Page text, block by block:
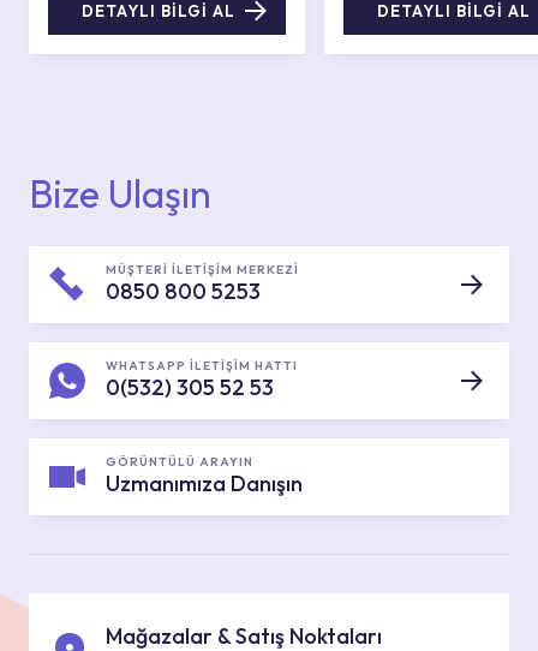
DETAYLI BİLGİ AL DETAYLI BİLGİ AL
Bize Ulaşın
MÜŞTERİ İLETİŞİM MERKEZİ
0850 800 5253
WHATSAPP İLETİŞİM HATTI
0(532) 305 52 53
GÖRÜNTÜLÜ ARAYIN
Uzmanımıza Danışın
Mağazalar & Satış Noktaları